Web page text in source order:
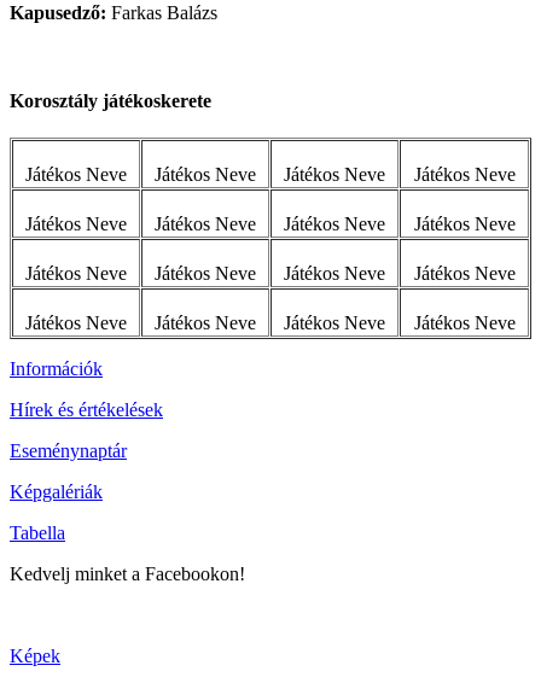
Kapusedző: Farkas Balázs
Korosztály játékoskerete
Játékos Neve Játékos Neve Játékos Neve Játékos Neve
Játékos Neve Játékos Neve Játékos Neve Játékos Neve
Játékos Neve Játékos Neve Játékos Neve Játékos Neve
Játékos Neve Játékos Neve Játékos Neve Játékos Neve
Információk
Hírek és értékelések
Eseménynaptár
Képgalériák
Tabella
Kedvelj minket a Facebookon!
Képek